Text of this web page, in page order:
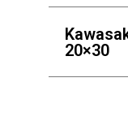
20×30